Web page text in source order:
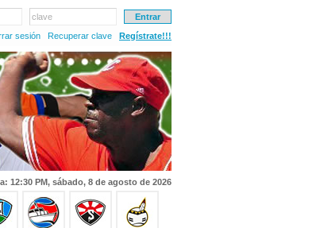
clave
sesión
Recuperar clave Regístrate!!!
12:30 PM, sábado, 8 de agosto de 2026